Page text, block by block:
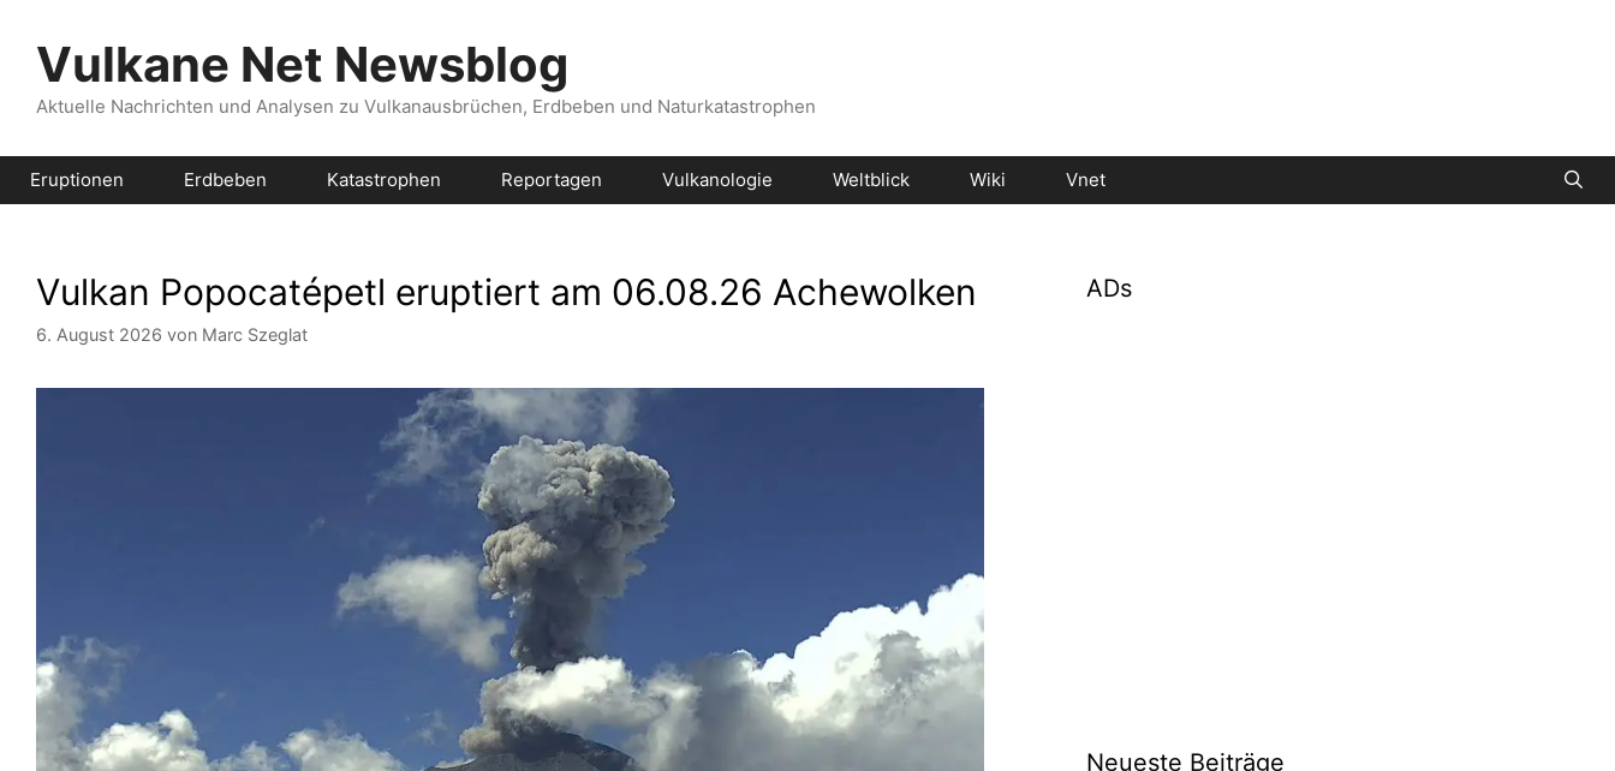
Inhalt
springenVulkane Net Newsblog
Aktuelle Nachrichten und Analysen zu Vulkanausbrüchen, Erdbeben und Naturkatastrophen
Eruptionen Erdbeben Katastrophen Reportagen Vulkanologie Weltblick Wiki Vnet
Vulkan Popocatépetl eruptiert am 06.08.26 Achewolken
6. August 2026 von Marc Szeglat
ADs
Neueste Beiträge